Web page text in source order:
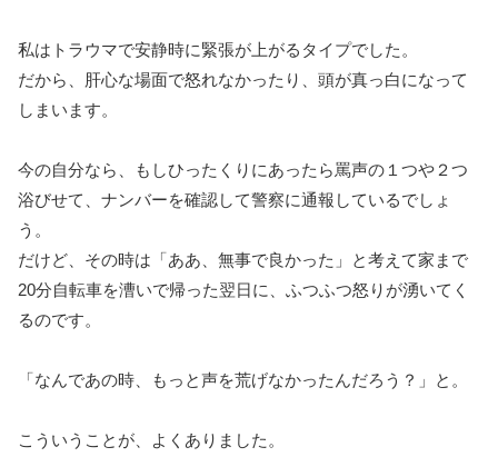
私はトラウマで安静時に緊張が上がるタイプでした。
だから、肝心な場面で怒れなかったり、頭が真っ白になって
しまいます。
今の自分なら、もしひったくりにあったら罵声の１つや２つ
浴びせて、ナンバーを確認して警察に通報しているでしょ
う。
だけど、その時は「ああ、無事で良かった」と考えて家まで
20分自転車を漕いで帰った翌日に、ふつふつ怒りが湧いてく
るのです。
「なんであの時、もっと声を荒げなかったんだろう？」と。
こういうことが、よくありました。